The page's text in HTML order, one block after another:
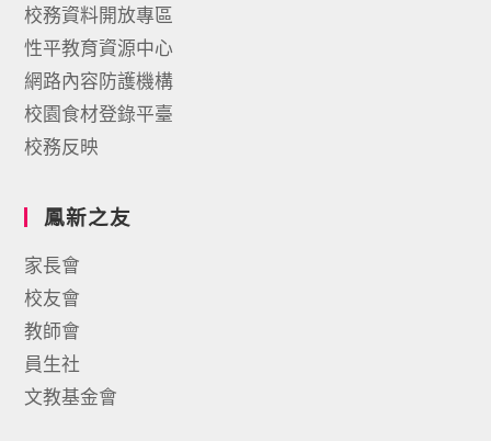
校務資料開放專區
性平教育資源中心
網路內容防護機構
校園食材登錄平臺
校務反映
鳳新之友
家長會
校友會
教師會
員生社
文教基金會